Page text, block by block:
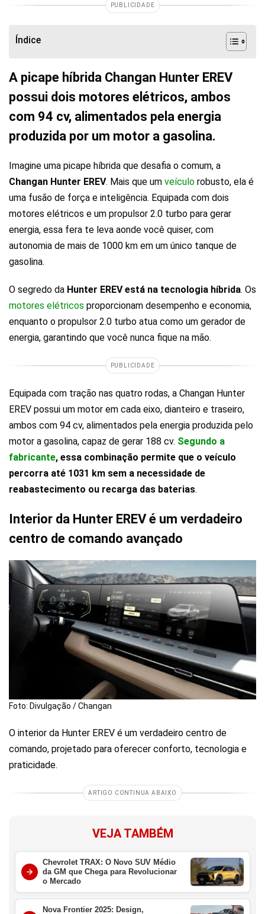
PUBLICIDADE
Índice
A picape híbrida Changan Hunter EREV
possui dois motores elétricos, ambos
com 94 cv, alimentados pela energia
produzida por um motor a gasolina.
Imagine uma picape híbrida que desafia o comum, a
Changan Hunter EREV. Mais que um veículo robusto, ela é
uma fusão de força e inteligência. Equipada com dois
motores elétricos e um propulsor 2.0 turbo para gerar
energia, essa fera te leva aonde você quiser, com
autonomia de mais de 1000 km em um único tanque de
gasolina.
O segredo da Hunter EREV está na tecnologia híbrida. Os
motores elétricos proporcionam desempenho e economia,
enquanto o propulsor 2.0 turbo atua como um gerador de
energia, garantindo que você nunca fique na mão.
PUBLICIDADE
Equipada com tração nas quatro rodas, a Changan Hunter
EREV possui um motor em cada eixo, dianteiro e traseiro,
ambos com 94 cv, alimentados pela energia produzida pelo
motor a gasolina, capaz de gerar 188 cv. Segundo a
fabricante, essa combinação permite que o veículo
percorra até 1031 km sem a necessidade de
reabastecimento ou recarga das baterias.
Interior da Hunter EREV é um verdadeiro
centro de comando avançado
Foto: Divulgação / Changan
O interior da Hunter EREV é um verdadeiro centro de
comando, projetado para oferecer conforto, tecnologia e
praticidade.
ARTIGO CONTINUA ABAIXO
VEJA TAMBÉM
Chevrolet TRAX: O Novo SUV Médio
da GM que Chega para Revolucionar
o Mercado
Nova Frontier 2025: Design,